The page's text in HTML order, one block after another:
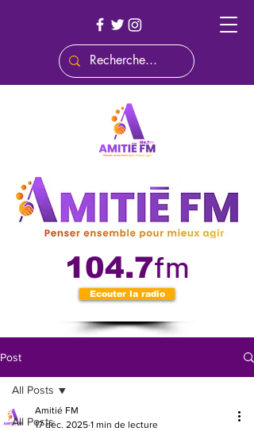
104.7fm
Ecouter la radio
Post
All Posts
All Posts
Amitié FM
17 déc. 2025 1 min de lecture